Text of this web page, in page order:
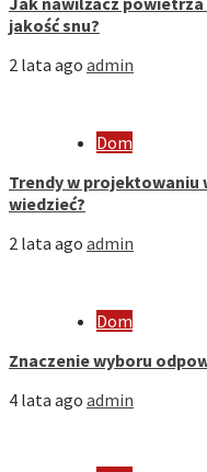
jakość snu?
2 lata ago admin
Dom
Trendy w projektowaniu
wiedzieć?
2 lata ago admin
Dom
Znaczenie wyboru
4 lata ago admin